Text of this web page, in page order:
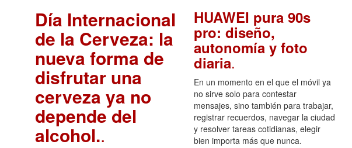
Día Internacional
de la Cerveza: la
nueva forma de
disfrutar una
cerveza ya no
depende del
alcohol..
HUAWEI pura 90s
pro: diseño,
autonomía y foto
diaria.
En un momento en el que el móvil ya
no sirve solo para contestar
mensajes, sino también para trabajar,
registrar recuerdos, navegar la ciudad
y resolver tareas cotidianas, elegir
bien importa más que nunca.